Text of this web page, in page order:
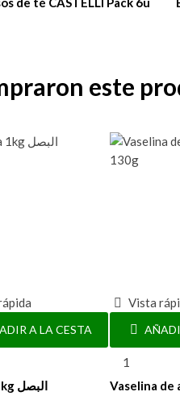
este
A LA CESTA
Cebolla 1kg البصل
Vista
Vaselina de